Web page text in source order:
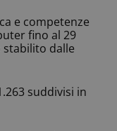
e competenze
fino al 29
stabilito dalle
suddivisi in